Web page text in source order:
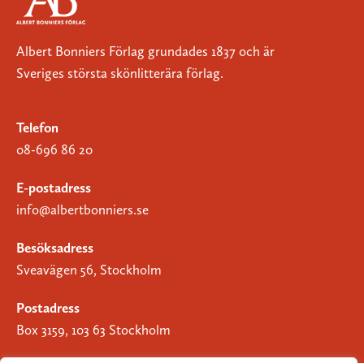
Albert Bonniers Förlag grundades 1837 och är
Sveriges största skönlitterära förlag.
Telefon
08-696 86 20
E-postadress
info@albertbonniers.se
Besöksadress
Sveavägen 56, Stockholm
Postadress
Box 3159, 103 63 Stockholm